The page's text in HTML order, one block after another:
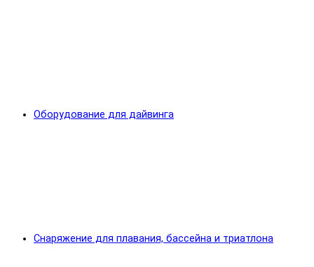
Оборудование для дайвинга
Снаряжение для плавания, бассейна и триатлона